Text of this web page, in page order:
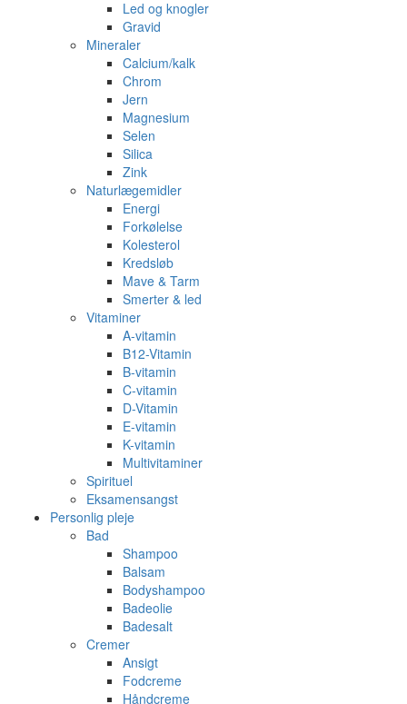
Led og knogler
Gravid
Mineraler
Calcium/kalk
Chrom
Jern
Magnesium
Selen
Silica
Zink
Naturlægemidler
Energi
Forkølelse
Kolesterol
Kredsløb
Mave & Tarm
Smerter & led
Vitaminer
A-vitamin
B12-Vitamin
B-vitamin
C-vitamin
D-Vitamin
E-vitamin
K-vitamin
Multivitaminer
Spirituel
Eksamensangst
Personlig pleje
Bad
Shampoo
Balsam
Bodyshampoo
Badeolie
Badesalt
Cremer
Ansigt
Fodcreme
Håndcreme